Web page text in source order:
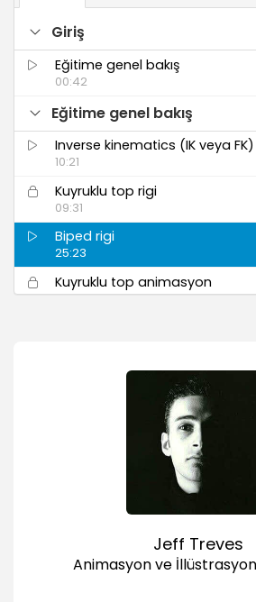
Giriş
Eğitime genel bakış
00:42
Eğitime genel bakış
Inverse kinematics (IK veya FK)
10:21
Kuyruklu top rigi
09:31
Biped rigi
25:23
Kuyruklu top animasyon
13:11
Sahne analizi
Squash ve stretch
Kuyruk animasyonu
İlk tepki (hareketli duruş ve
ikinci tepki
Jeff Treves
Animasyon ve İllüstrasyon